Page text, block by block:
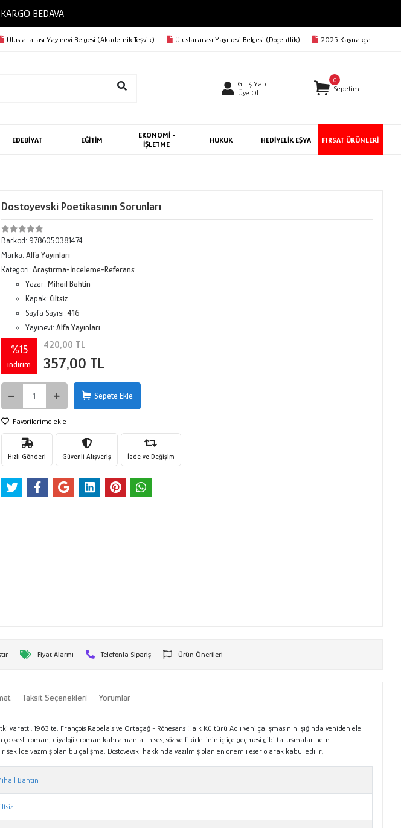
KARGO BEDAVA
Uluslararası Yayınevi Belgesi (Akademik Teşvik) Uluslararası Yayınevi Belgesi (Doçentlik) 2025 Kaynakça
Giriş Yap
Üye Ol
0
Sepetim
EDEBİYAT EĞİTİM
EKONOMİ -
İŞLETME
HUKUK HEDİYELİK EŞYA FIRSAT ÜRÜNLERİ
Dostoyevski Poetikasının Sorunları
Barkod: 9786050381474
Marka: Alfa Yayınları
Kategori: Araştırma-İnceleme-Referans
Yazar: Mihail Bahtin
Kapak: Ciltsiz
Sayfa Sayısı:416
Yayınevi: Alfa Yayınları
%15
indirim
420,00 TL
357,00 TL
Sepete Ekle
Favorilerime ekle
Hızlı Gönderi Güvenli Alışveriş İade ve Değişim
Fiyat Alarmı Telefonla Sipariş Ürün Önerileri
Taksit Seçenekleri Yorumlar
yarattı. 1963'te, François Rabelais ve Ortaçağ - Rönesans Halk Kültürü Adlı yeni çalışmasının ışığında yeniden ele
çoksesli roman, diyalojik roman kahramanların ses, söz ve fikirlerinin iç içe geçmesi gibi tartışmalar hem
yazmış olan bu çalışma, Dostoyevski hakkında yazılmış olan en önemli eser olarak kabul edilir.
Bahtin